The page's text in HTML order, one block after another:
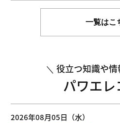
一覧はこ
役立つ知識や
パワエレ
2026年08月05日（水）